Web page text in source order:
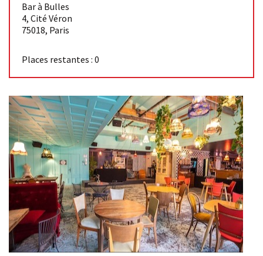
Bar à Bulles
4, Cité Véron
75018, Paris
Places restantes : 0